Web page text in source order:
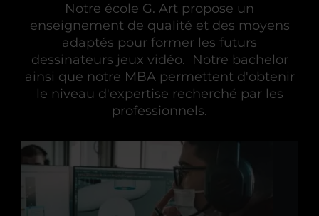
Notre école G. Art propose un
enseignement de qualité et des moyens
adaptés pour former les futurs
dessinateurs jeux vidéo. Notre bachelor
ainsi que notre MBA permettent d'obtenir
le niveau d'expertise recherché par les
professionnels.